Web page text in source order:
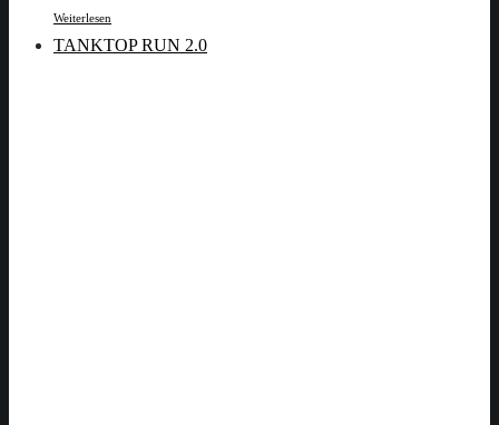
Weiterlesen
TANKTOP RUN 2.0